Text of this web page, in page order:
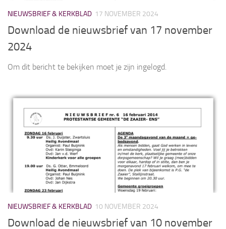
NIEUWSBRIEF & KERKBLAD 17 NOVEMBER 2024
Download de nieuwsbrief van 17 november
2024
Om dit bericht te bekijken moet je zijn ingelogd.
NIEUWSBRIEF & KERKBLAD 10 NOVEMBER 2024
Download de nieuwsbrief van 10 november